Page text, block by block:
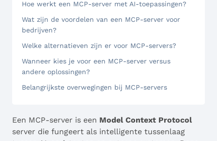
Hoe werkt een MCP-server met AI-toepassingen?
Wat zijn de voordelen van een MCP-server voor
bedrijven?
Welke alternatieven zijn er voor MCP-servers?
Wanneer kies je voor een MCP-server versus
andere oplossingen?
Belangrijkste overwegingen bij MCP-servers
Een MCP-server is een Model Context Protocol
server die fungeert als intelligente tussenlaag